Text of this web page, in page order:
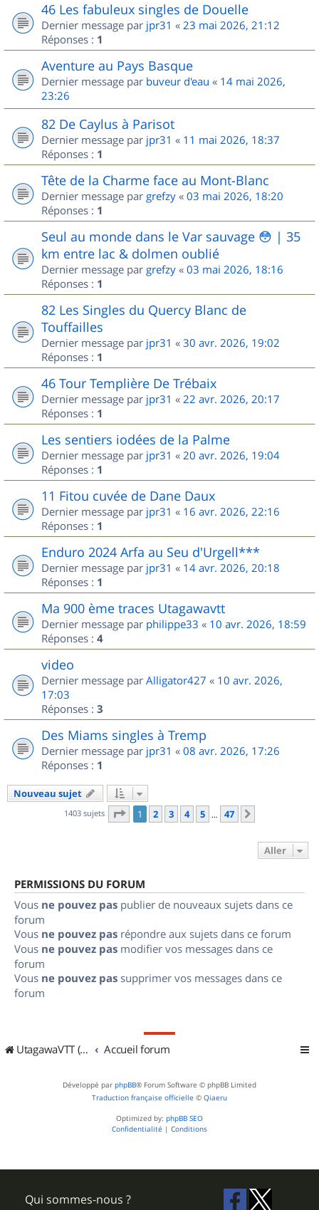
46 Les fabuleux singles de Douelle
Dernier message par jpr31 « 23 mai 2026, 21:12
Réponses : 1
Aventure au Pays Basque
Dernier message par buveur d'eau « 14 mai 2026,
23:26
82 De Caylus à Parisot
Dernier message par jpr31 « 11 mai 2026, 18:37
Réponses : 1
Tête de la Charme face au Mont-Blanc
Dernier message par grefzy « 03 mai 2026, 18:20
Réponses : 1
Seul au monde dans le Var sauvage 😳 | 35
km entre lac & dolmen oublié
Dernier message par grefzy « 03 mai 2026, 18:16
Réponses : 1
82 Les Singles du Quercy Blanc de
Touffailles
Dernier message par jpr31 « 30 avr. 2026, 19:02
Réponses : 1
46 Tour Templière De Trébaix
Dernier message par jpr31 « 22 avr. 2026, 20:17
Réponses : 1
Les sentiers iodées de la Palme
Dernier message par jpr31 « 20 avr. 2026, 19:04
Réponses : 1
11 Fitou cuvée de Dane Daux
Dernier message par jpr31 « 16 avr. 2026, 22:16
Réponses : 1
Enduro 2024 Arfa au Seu d'Urgell***
Dernier message par jpr31 « 14 avr. 2026, 20:18
Réponses : 1
Ma 900 ème traces Utagawavtt
Dernier message par philippe33 « 10 avr. 2026, 18:59
Réponses : 4
video
Dernier message par Alligator427 « 10 avr. 2026,
17:03
Réponses : 3
Des Miams singles à Tremp
Dernier message par jpr31 « 08 avr. 2026, 17:26
Réponses : 1
Nouveau sujet
1403 sujets Page 1sur
1 2 3 4 5 … 47
Aller
PERMISSIONS DU FORUM
Vous ne pouvez pas publier de nouveaux sujets dans ce
forum
Vous ne pouvez pas répondre aux sujets dans ce forum
Vous ne pouvez pas modifier vos messages dans ce
forum
Vous ne pouvez pas supprimer vos messages dans ce
forum
UtagawaVTT (Randos VTT et VTTAE avec traces GPS) Accueil forum
Développé par phpBB® Forum Software © phpBB Limited
Traduction française officielle © Qiaeru
Optimized by: phpBB SEO
Confidentialité | Conditions
Qui sommes-nous ?